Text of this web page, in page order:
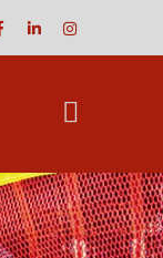
Facebook
Profile
LinkedIn
Profile
Instagram
Profile